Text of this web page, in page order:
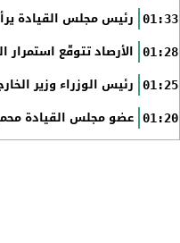
01:33 رئيس مجلس القيادة
01:28 الأرصاد تتوقّع
01:25 رئيس الوزراء وزير
01:20 عضو مجلس القيادة